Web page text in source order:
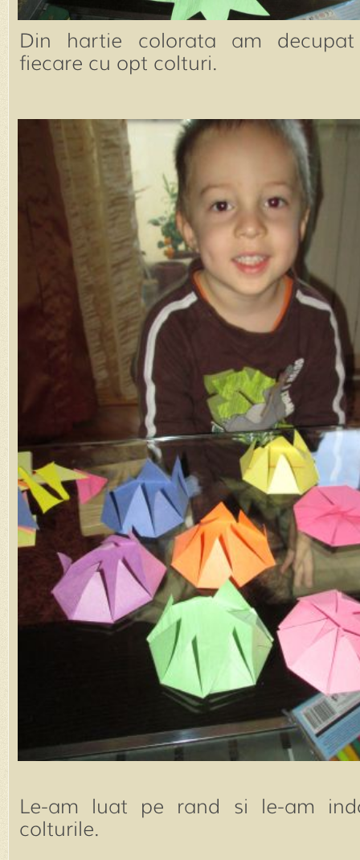
Din hartie colorata am
fiecare cu opt colturi.
Le-am luat pe rand si le-am
colturile.